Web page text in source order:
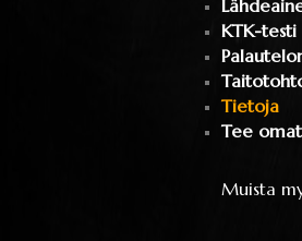
KTK-testi
Tietoja
Tee
Muista